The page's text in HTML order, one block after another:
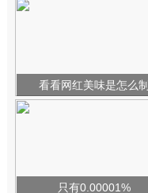
看看网红美味是怎么制
只有0.00001%